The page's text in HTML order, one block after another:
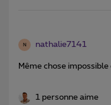
N nathalie7141
Même chose
1 personne aime